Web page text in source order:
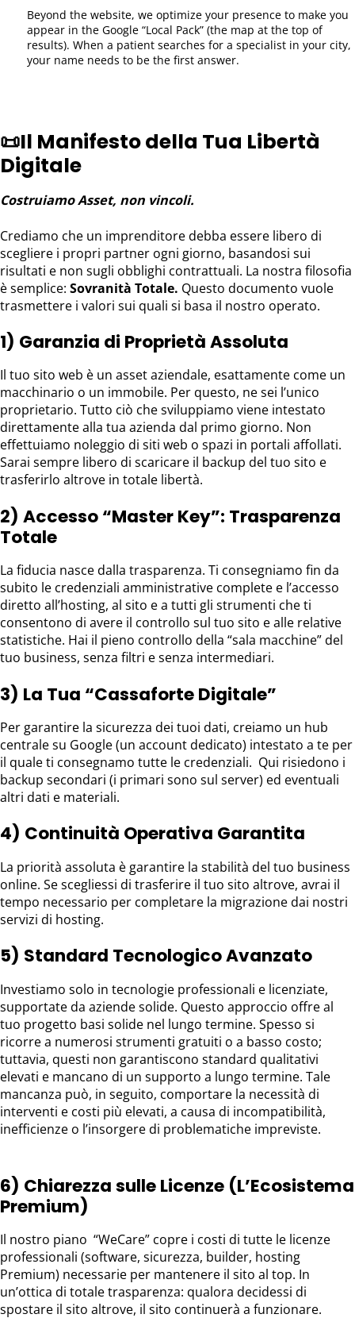
Beyond the website, we optimize your presence to make you
appear in the Google “Local Pack” (the map at the top of
results). When a patient searches for a specialist in your city,
your name needs to be the first answer.
📜Il Manifesto della Tua Libertà
Digitale
Costruiamo Asset, non vincoli.
Crediamo che un imprenditore debba essere libero di
scegliere i propri partner ogni giorno, basandosi sui
risultati e non sugli obblighi contrattuali. La nostra filosofia
è semplice: Sovranità Totale. Questo documento vuole
trasmettere i valori sui quali si basa il nostro operato.
1) Garanzia di Proprietà Assoluta
Il tuo sito web è un asset aziendale, esattamente come un
macchinario o un immobile. Per questo, ne sei l’unico
proprietario. Tutto ciò che sviluppiamo viene intestato
direttamente alla tua azienda dal primo giorno. Non
effettuiamo noleggio di siti web o spazi in portali affollati.
Sarai sempre libero di scaricare il backup del tuo sito e
trasferirlo altrove in totale libertà.
2) Accesso “Master Key”: Trasparenza
Totale
La fiducia nasce dalla trasparenza. Ti consegniamo fin da
subito le credenziali amministrative complete e l’accesso
diretto all’hosting, al sito e a tutti gli strumenti che ti
consentono di avere il controllo sul tuo sito e alle relative
statistiche. Hai il pieno controllo della “sala macchine” del
tuo business, senza filtri e senza intermediari.
3) La Tua “Cassaforte Digitale”
Per garantire la sicurezza dei tuoi dati, creiamo un hub
centrale su Google (un account dedicato) intestato a te per
il quale ti consegnamo tutte le credenziali. Qui risiedono i
backup secondari (i primari sono sul server) ed eventuali
altri dati e materiali.
4) Continuità Operativa Garantita
La priorità assoluta è garantire la stabilità del tuo business
online. Se scegliessi di trasferire il tuo sito altrove, avrai il
tempo necessario per completare la migrazione dai nostri
servizi di hosting.
5) Standard Tecnologico Avanzato
Investiamo solo in tecnologie professionali e licenziate,
supportate da aziende solide. Questo approccio offre al
tuo progetto basi solide nel lungo termine. Spesso si
ricorre a numerosi strumenti gratuiti o a basso costo;
tuttavia, questi non garantiscono standard qualitativi
elevati e mancano di un supporto a lungo termine. Tale
mancanza può, in seguito, comportare la necessità di
interventi e costi più elevati, a causa di incompatibilità,
inefficienze o l’insorgere di problematiche impreviste.
6) Chiarezza sulle Licenze (L’Ecosistema
Premium)
Il nostro piano “WeCare” copre i costi di tutte le licenze
professionali (software, sicurezza, builder, hosting
Premium) necessarie per mantenere il sito al top. In
un’ottica di totale trasparenza: qualora decidessi di
spostare il sito altrove, il sito continuerà a funzionare.